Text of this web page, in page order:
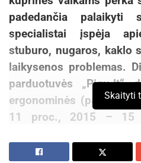
padedančia palaikyti
specialistai įspėja
stuburo, nugaros, kaklo
laikysenos problemas.
parduotuvės „Pigu.lt“
ergonominės
11 proc., 2015 – 15
pardavimai sieks 25
Skaityti